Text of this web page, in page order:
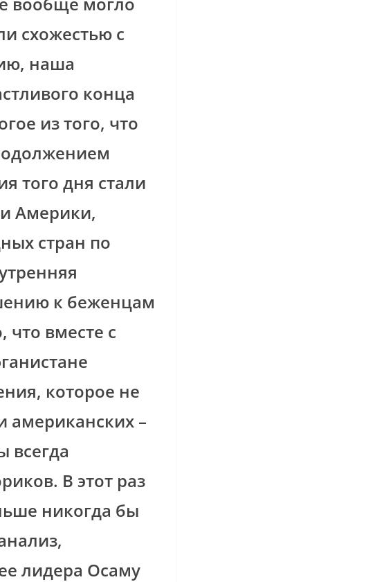
схожестью с
наша
конца
из того, что
того дня стали
Америки,
стран по
к беженцам
вместе с
которое не
американских –
всегда
В этот раз
никогда бы
лидера Осаму